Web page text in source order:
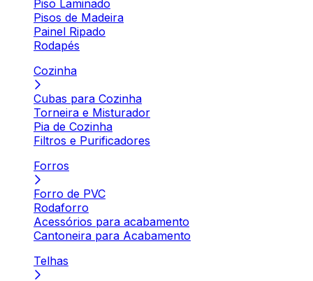
Piso Laminado
Pisos de Madeira
Painel Ripado
Rodapés
Cozinha
Cubas para Cozinha
Torneira e Misturador
Pia de Cozinha
Filtros e Purificadores
Forros
Forro de PVC
Rodaforro
Acessórios para acabamento
Cantoneira para Acabamento
Telhas